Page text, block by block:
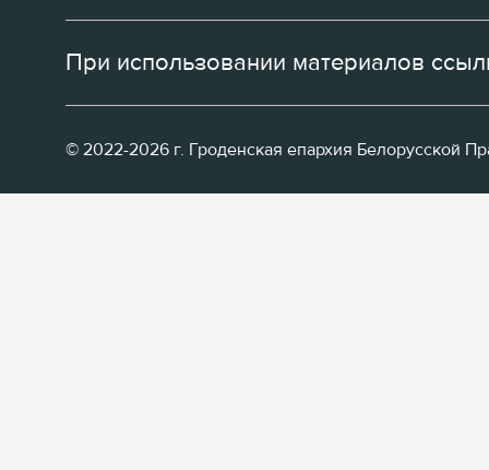
При использовании материалов
© 2022-2026 г. Гроденская епархия Белорусской